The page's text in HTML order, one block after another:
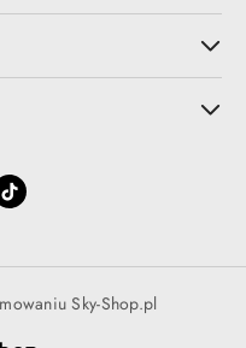
Sky-Shop.pl